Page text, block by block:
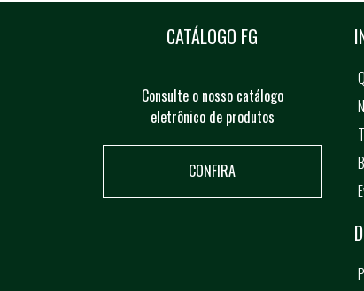
CATÁLOGO FG
Consulte o nosso catálogo
eletrônico de produtos
CONFIRA